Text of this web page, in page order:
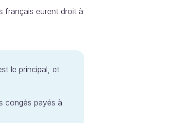
français eurent droit à
le principal, et
congés payés à